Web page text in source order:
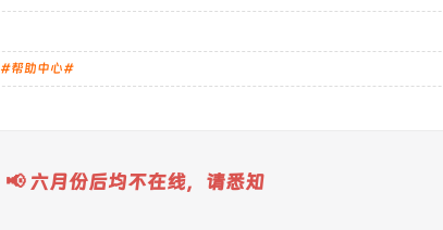
#帮助中心#
📢 六月份后均不在线，请悉知